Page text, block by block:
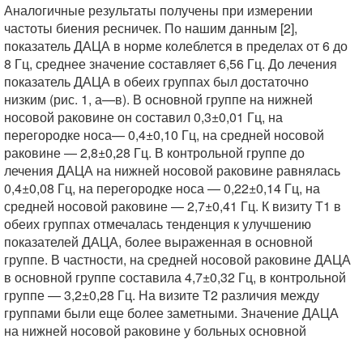
Аналогичные результаты получены при измерении
частоты биения ресничек. По нашим данным [2],
показатель ДАЦА в норме колеблется в пределах от 6 до
8 Гц, среднее значение составляет 6,56 Гц. До лечения
показатель ДАЦА в обеих группах был достаточно
низким (рис. 1, а—в). В основной группе на нижней
носовой раковине он составил 0,3±0,01 Гц, на
перегородке носа— 0,4±0,10 Гц, на средней носовой
раковине — 2,8±0,28 Гц. В контрольной группе до
лечения ДАЦА на нижней носовой раковине равнялась
0,4±0,08 Гц, на перегородке носа — 0,22±0,14 Гц, на
средней носовой раковине — 2,7±0,41 Гц. К визиту Т1 в
обеих группах отмечалась тенденция к улучшению
показателей ДАЦА, более выраженная в основной
группе. В частности, на средней носовой раковине ДАЦА
в основной группе составила 4,7±0,32 Гц, в контрольной
группе — 3,2±0,28 Гц. На визите Т2 различия между
группами были еще более заметными. Значение ДАЦА
на нижней носовой раковине у больных основной